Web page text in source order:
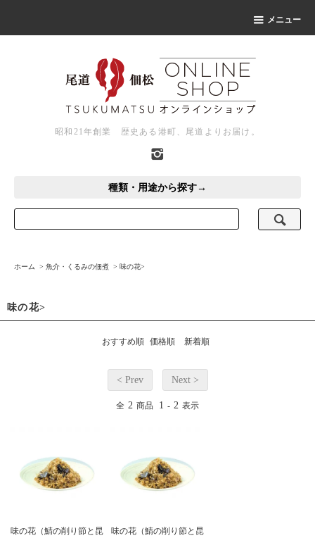
メニュー
昭和21年創業 歴史ある港町、尾道よりお届け。
種類・用途から探す→
ホーム > 魚介・くるみの佃煮 > 味の花>
味の花>
おすすめ順 価格順 新着順
< Prev Next >
全 2 商品 1 - 2 表示
味の花（鯖の削り節と昆
味の花（鯖の削り節と昆